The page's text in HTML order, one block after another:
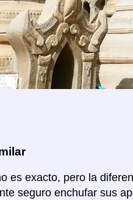
es exacto, pero la
seguro enchufar sus